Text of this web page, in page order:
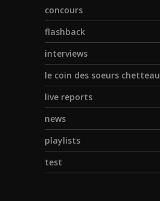
concours
flashback
interviews
le coin des soeurs chetteau
live reports
news
playlists
test